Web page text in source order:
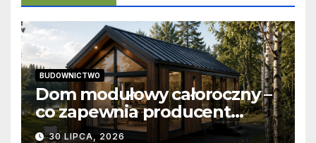
BUDOWNICTWO
Dom modułowy całoroczny –
co zapewnia producent
domów modułowych?
30 LIPCA, 2026